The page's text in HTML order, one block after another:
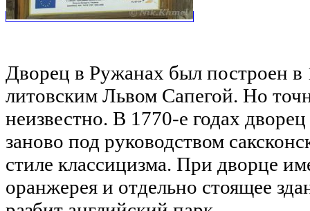
Дворец в Ружанах был построен в
литовским Львом Сапегой. Но
неизвестно. В 1770-е годах
заново под руководством
стиле классицизма. При дворце
оранжерея и отдельно стоящее